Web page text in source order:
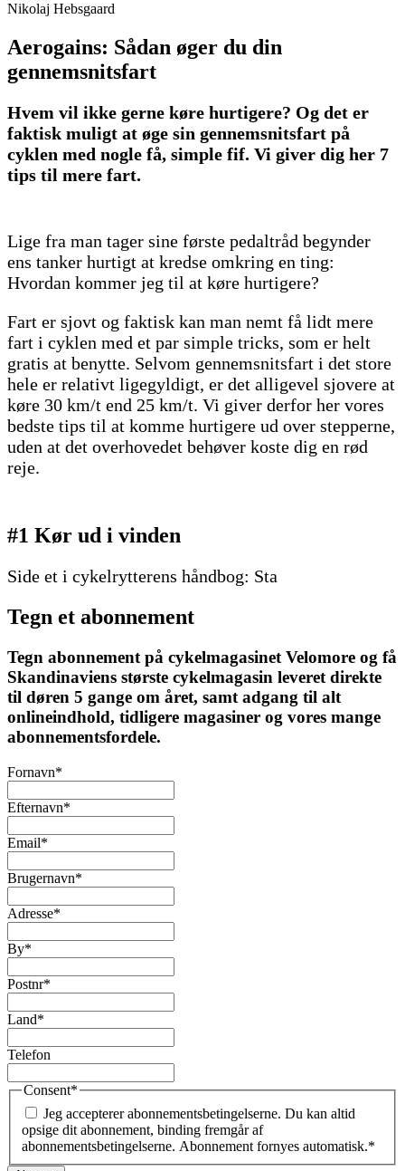
Nikolaj Hebsgaard
Aerogains: Sådan øger du din
gennemsnitsfart
Hvem vil ikke gerne køre hurtigere? Og det er
faktisk muligt at øge sin gennemsnitsfart på
cyklen med nogle få, simple fif. Vi giver dig her 7
tips til mere fart.
Lige fra man tager sine første pedaltråd begynder
ens tanker hurtigt at kredse omkring en ting:
Hvordan kommer jeg til at køre hurtigere?
Fart er sjovt og faktisk kan man nemt få lidt mere
fart i cyklen med et par simple tricks, som er helt
gratis at benytte. Selvom gennemsnitsfart i det store
hele er relativt ligegyldigt, er det alligevel sjovere at
køre 30 km/t end 25 km/t. Vi giver derfor her vores
bedste tips til at komme hurtigere ud over stepperne,
uden at det overhovedet behøver koste dig en rød
reje.
#1 Kør ud i vinden
Side et i cykelrytterens håndbog: Sta
Tegn et abonnement
Tegn abonnement på cykelmagasinet Velomore og få
Skandinaviens største cykelmagasin leveret direkte
til døren 5 gange om året, samt adgang til alt
onlineindhold, tidligere magasiner og vores mange
abonnementsfordele.
Fornavn*
Efternavn*
Email*
Brugernavn*
Adresse*
By*
Postnr*
Land*
Telefon
Consent*
Jeg accepterer abonnementsbetingelserne. Du kan altid
opsige dit abonnement, binding fremgår af
abonnementsbetingelserne. Abonnement fornyes automatisk.*